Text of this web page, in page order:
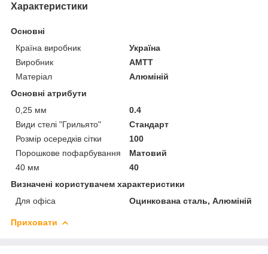
Характеристики
Основні
Країна виробник
Україна
Виробник
АМТТ
Матеріал
Алюміній
Основні атрибути
0,25 мм
0.4
Види стелі "Грильято"
Стандарт
Розмір осередків сітки
100
Порошкове пофарбування
Матовий
40 мм
40
Визначені користувачем характеристики
Для офіса
Оцинкована сталь, Алюміній
Приховати